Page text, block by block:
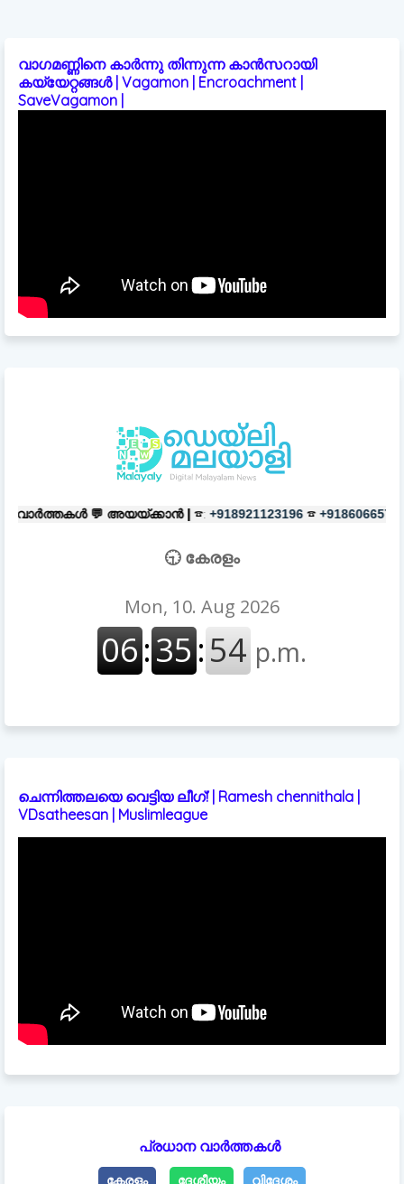
വാഗമണ്ണിനെ കാർന്നു തിന്നുന്ന കാൻസറായി
കയ്യേറ്റങ്ങൾ | Vagamon | Encroachment |
SaveVagamon |
അയയ്ക്കാൻ | ☎: +918921123196 ☎ +918606657037
🕤 കേരളം
ചെന്നിത്തലയെ വെട്ടിയ ലീഗ്! | Ramesh chennithala |
VDsatheesan | Muslimleague
പ്രധാന വാർത്തകൾ
കേരളം ദേശീയം വിദേശം